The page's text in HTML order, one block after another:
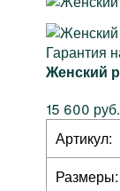
Гарантия
Женский
15 600 руб.
Артикул:
Размеры: